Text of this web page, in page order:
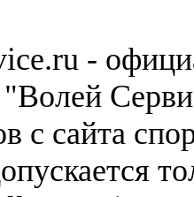
-
"Волей
с сайта